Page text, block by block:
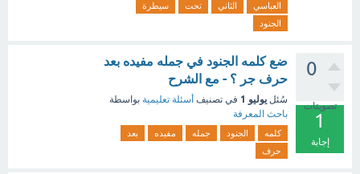
العباسي
الثاني تحت
سيطرة
الجنود
0
تصويتات
1
إجابة
ضع كلمه الجنود في جمله مفيده بعد
حرف جر ؟ - مع الشرح
سُئل يوليو 1 في تصنيف أسئلة تعليمية بواسطة
باحث المعرفة
كلمه الجنود جمله مفيده
بعد
حرف